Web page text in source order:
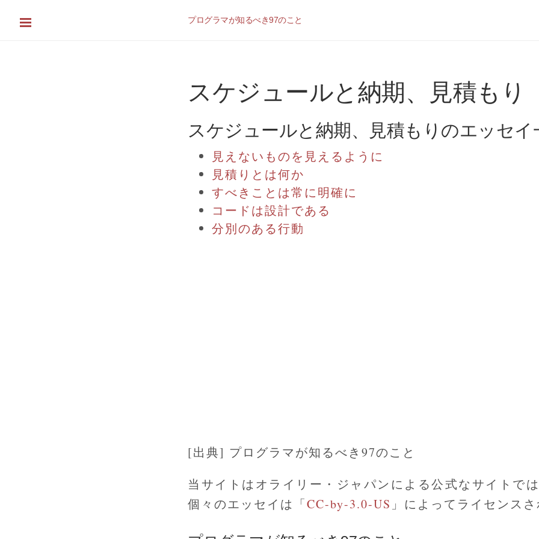
プログラマが知るべき97のこと
スケジュールと納期、見積もり
スケジュールと納期、見積もりのエッセイ
見えないものを見えるように
見積りとは何か
すべきことは常に明確に
コードは設計である
分別のある行動
[出典] プログラマが知るべき97のこと
当サイトはオライリー・ジャパンによる公式なサイトで
個々のエッセイは「CC-by-3.0-US 」によってライセンス